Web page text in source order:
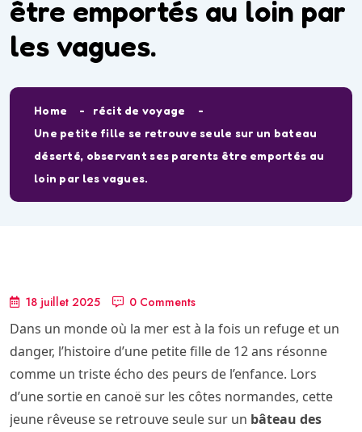
être emportés au loin par
les vagues.
Home
récit de voyage
Une petite fille se retrouve seule sur un bateau
déserté, observant ses parents être emportés au
loin par les vagues.
18 juillet 2025 0 Comments
Dans un monde où la mer est à la fois un refuge et un
danger, l’histoire d’une petite fille de 12 ans résonne
comme un triste écho des peurs de l’enfance. Lors
d’une sortie en canoë sur les côtes normandes, cette
jeune rêveuse se retrouve seule sur un bâteau des